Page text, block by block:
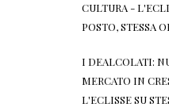
CULTURA -
POSTO, STESSA
I DEALCOLATI:
MERCATO IN
L'ECLISSESU